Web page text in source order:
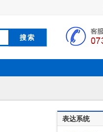
表达系统